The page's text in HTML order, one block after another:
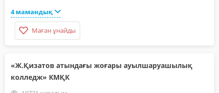
4 мамандық
Маған ұнайды
«Ж.Қизатов атындағы жоғары ауылшаруашылық
колледж» КМҚК